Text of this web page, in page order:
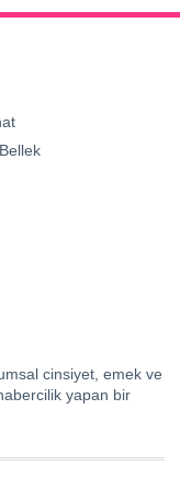
cinsiyet, emek ve
yapan bir